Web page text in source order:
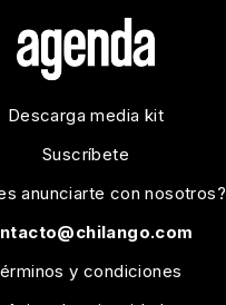
Descarga media kit
Suscríbete
anunciarte con nosotros?
y condiciones